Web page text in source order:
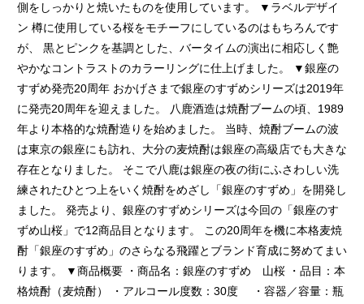
側をしっかりと焼いたものを使用しています。 ▼ラベルデザイ
ン 樽に使用している桜をモチーフにしているのはもちろんです
が、 黒とピンクを基調とした、バータイムの演出に相応しく艶
やかなコントラストのカラーリングに仕上げました。 ▼銀座の
すずめ発売20周年 おかげさまで銀座のすずめシリーズは2019年
に発売20周年を迎えました。 八鹿酒造は焼酎ブームの頃、1989
年より本格的な焼酎造りを始めました。 当時、焼酎ブームの波
は東京の銀座にも訪れ、大分の麦焼酎は銀座の高級店でも大きな
存在となりました。 そこで八鹿は銀座の夜の街にふさわしい洗
練されたひとつ上をいく焼酎をめざし「銀座のすずめ」を開発し
ました。 発売より、銀座のすずめシリーズは今回の「銀座のす
ずめ山桜」で12商品目となります。 この20周年を機に本格麦焼
酎「銀座のすずめ」のさらなる飛躍とブランド育成に努めてまい
ります。 ▼商品概要 ・商品名：銀座のすずめ 山桜 ・品目：本
格焼酎（麦焼酎） ・アルコール度数：30度 ・容器／容量：瓶